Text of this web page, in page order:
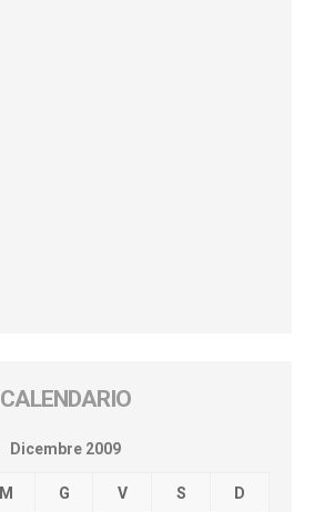
CALENDARIO
Dicembre 2009
M G V S D